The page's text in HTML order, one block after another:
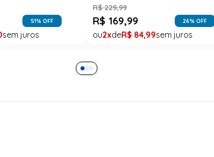
51% OFF
R$ 229,99
R$ 169,99 26% OFF
2 R$ 84,99